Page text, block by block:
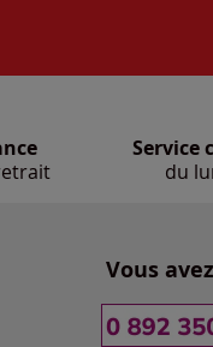
Service
du
Vous